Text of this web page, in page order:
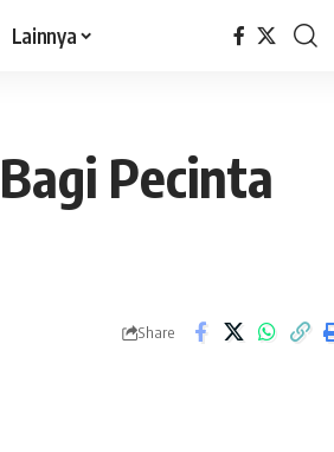
Lainnya
Pecinta
Share